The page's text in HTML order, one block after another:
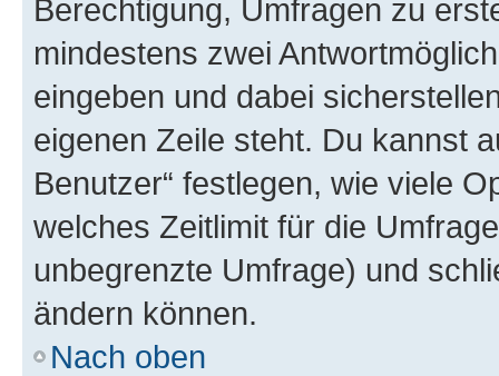
Berechtigung, Umfragen zu
mindestens zwei
eingeben und dabei
eigenen Zeile steht. Du kannst
Benutzer“ festlegen, wie viele
welches Zeitlimit für die
unbegrenzte Umfrage) und
ändern können.
Nach oben